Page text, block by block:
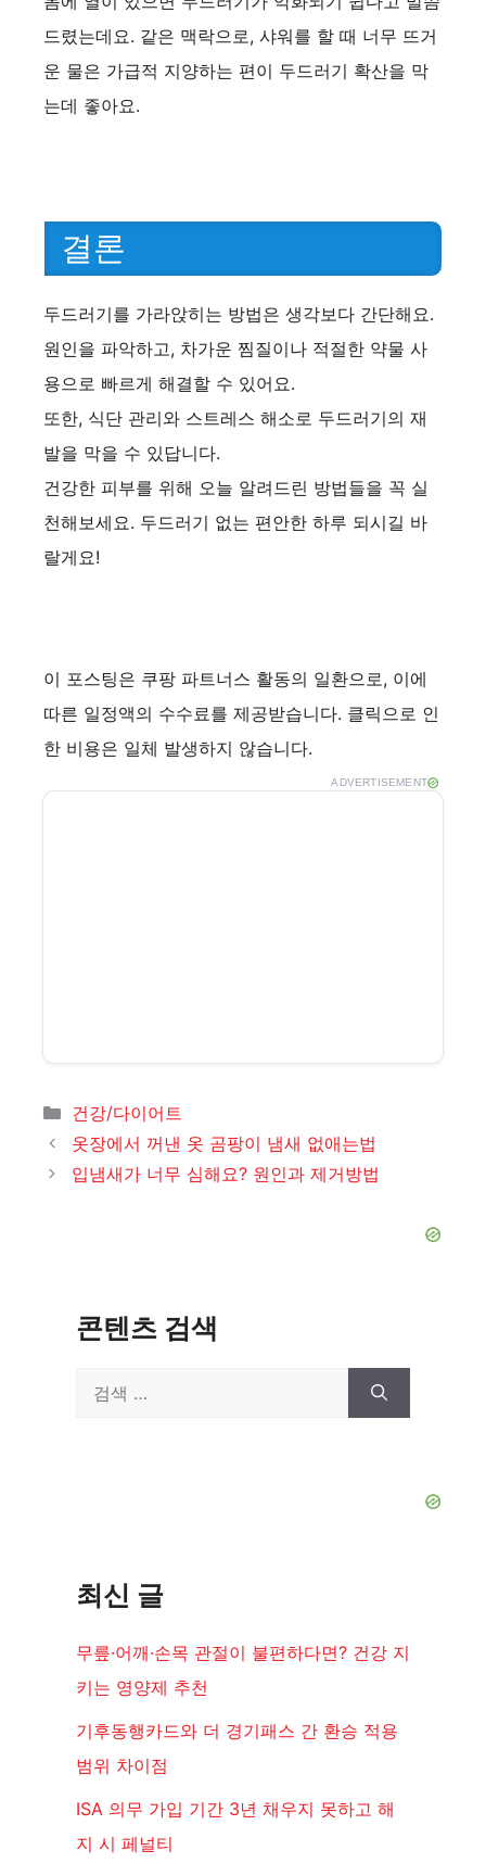
드렸는데요. 같은 맥락으로, 샤워를 할 때 너무 뜨거
운 물은 가급적 지양하는 편이 두드러기 확산을 막
는데 좋아요.
결론
두드러기를 가라앉히는 방법은 생각보다 간단해요.
원인을 파악하고, 차가운 찜질이나 적절한 약물 사
용으로 빠르게 해결할 수 있어요.
또한, 식단 관리와 스트레스 해소로 두드러기의 재
발을 막을 수 있답니다.
건강한 피부를 위해 오늘 알려드린 방법들을 꼭 실
천해보세요. 두드러기 없는 편안한 하루 되시길 바
랄게요!
이 포스팅은 쿠팡 파트너스 활동의 일환으로, 이에
따른 일정액의 수수료를 제공받습니다. 클릭으로 인
한 비용은 일체 발생하지 않습니다.
ADVERTISEMENT
카
테
고
리
건강/다이어트
옷장에서 꺼낸 옷 곰팡이 냄새 없애는법
입냄새가 너무 심해요? 원인과 제거방법
콘텐츠 검색
최신 글
무릎·어깨·손목 관절이 불편하다면? 건강 지
키는 영양제 추천
기후동행카드와 더 경기패스 간 환승 적용
범위 차이점
ISA 의무 가입 기간 3년 채우지 못하고 해
지 시 페널티